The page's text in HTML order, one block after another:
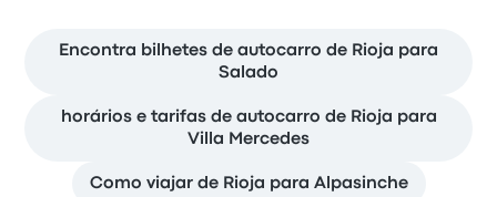
Encontra bilhetes de autocarro de Rioja para
Salado
horários e tarifas de autocarro de Rioja para
Villa Mercedes
Como viajar de Rioja para Alpasinche